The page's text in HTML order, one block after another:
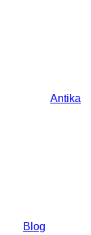
Antika
Blog